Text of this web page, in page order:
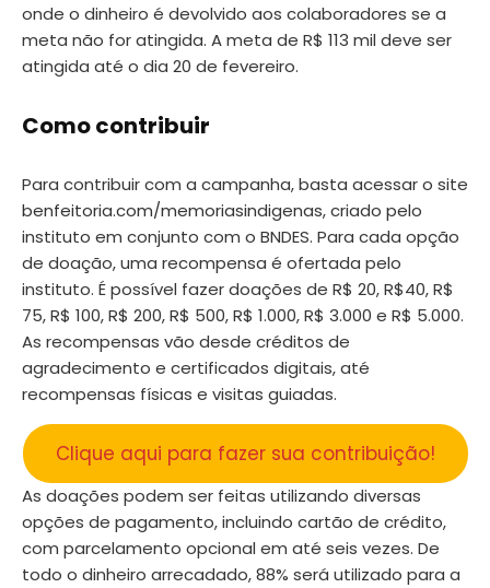
onde o dinheiro é devolvido aos colaboradores se a
meta não for atingida. A meta de R$ 113 mil deve ser
atingida até o dia 20 de fevereiro.
Como contribuir
Para contribuir com a campanha, basta acessar o site
benfeitoria.com/memoriasindigenas, criado pelo
instituto em conjunto com o BNDES. Para cada opção
de doação, uma recompensa é ofertada pelo
instituto. É possível fazer doações de R$ 20, R$40, R$
75, R$ 100, R$ 200, R$ 500, R$ 1.000, R$ 3.000 e R$ 5.000.
As recompensas vão desde créditos de
agradecimento e certificados digitais, até
recompensas físicas e visitas guiadas.
Clique aqui para fazer sua contribuição!
As doações podem ser feitas utilizando diversas
opções de pagamento, incluindo cartão de crédito,
com parcelamento opcional em até seis vezes. De
todo o dinheiro arrecadado, 88% será utilizado para a